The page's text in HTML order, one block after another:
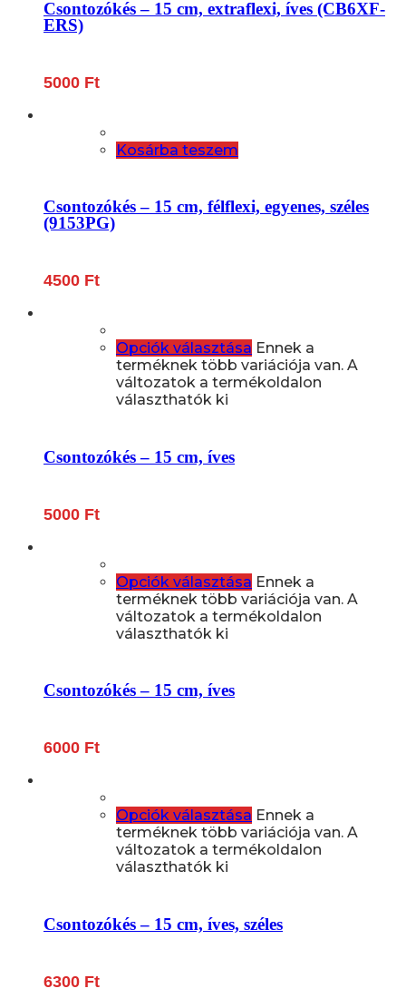
Csontozókés – 15 cm, extraflexi, íves (CB6XF-
ERS)
5000 Ft
Kosárba teszem
Csontozókés – 15 cm, félflexi, egyenes, széles
(9153PG)
4500 Ft
Opciók választása Ennek a
terméknek több variációja van. A
változatok a termékoldalon
választhatók ki
Csontozókés – 15 cm, íves
5000 Ft
Opciók választása Ennek a
terméknek több variációja van. A
változatok a termékoldalon
választhatók ki
Csontozókés – 15 cm, íves
6000 Ft
Opciók választása Ennek a
terméknek több variációja van. A
változatok a termékoldalon
választhatók ki
Csontozókés – 15 cm, íves, széles
6300 Ft